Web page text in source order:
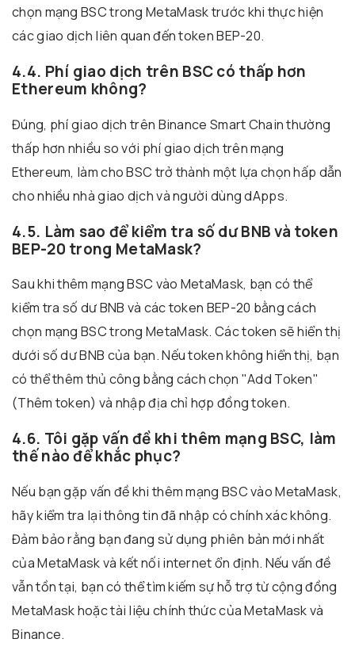
chọn mạng BSC trong MetaMask trước khi thực hiện
các giao dịch liên quan đến token BEP-20.
4.4. Phí giao dịch trên BSC có thấp hơn
Ethereum không?
Đúng, phí giao dịch trên Binance Smart Chain thường
thấp hơn nhiều so với phí giao dịch trên mạng
Ethereum, làm cho BSC trở thành một lựa chọn hấp dẫn
cho nhiều nhà giao dịch và người dùng dApps.
4.5. Làm sao để kiểm tra số dư BNB và token
BEP-20 trong MetaMask?
Sau khi thêm mạng BSC vào MetaMask, bạn có thể
kiểm tra số dư BNB và các token BEP-20 bằng cách
chọn mạng BSC trong MetaMask. Các token sẽ hiển thị
dưới số dư BNB của bạn. Nếu token không hiển thị, bạn
có thể thêm thủ công bằng cách chọn "Add Token"
(Thêm token) và nhập địa chỉ hợp đồng token.
4.6. Tôi gặp vấn đề khi thêm mạng BSC, làm
thế nào để khắc phục?
Nếu bạn gặp vấn đề khi thêm mạng BSC vào MetaMask,
hãy kiểm tra lại thông tin đã nhập có chính xác không.
Đảm bảo rằng bạn đang sử dụng phiên bản mới nhất
của MetaMask và kết nối internet ổn định. Nếu vấn đề
vẫn tồn tại, bạn có thể tìm kiếm sự hỗ trợ từ cộng đồng
MetaMask hoặc tài liệu chính thức của MetaMask và
Binance.